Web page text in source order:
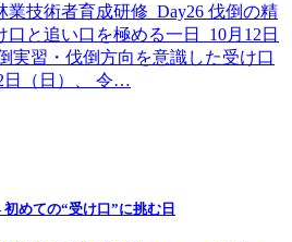
業技術者育成研修 Day26 伐倒の精
と追い口を極める一日 10月12日
実習・伐倒方向を意識した受け口
日（日）、 令…
めての“受け口”に挑む日